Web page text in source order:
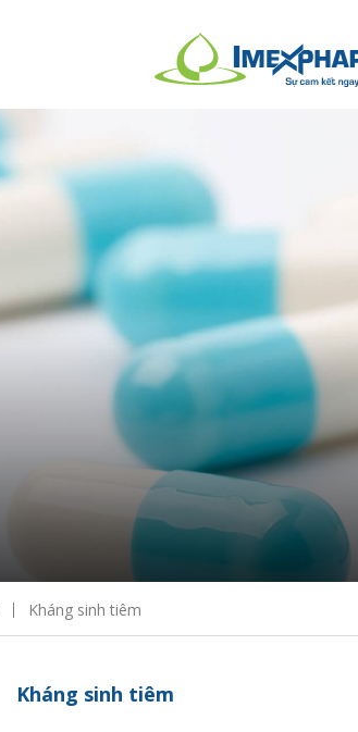
Kháng sinh tiêm
Kháng sinh tiêm